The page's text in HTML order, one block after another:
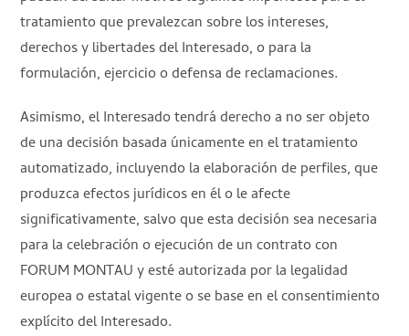
tratamiento que prevalezcan sobre los intereses,
derechos y libertades del Interesado, o para la
formulación, ejercicio o defensa de reclamaciones.
Asimismo, el Interesado tendrá derecho a no ser objeto
de una decisión basada únicamente en el tratamiento
automatizado, incluyendo la elaboración de perfiles, que
produzca efectos jurídicos en él o le afecte
significativamente, salvo que esta decisión sea necesaria
para la celebración o ejecución de un contrato con
FORUM MONTAU y esté autorizada por la legalidad
europea o estatal vigente o se base en el consentimiento
explícito del Interesado.